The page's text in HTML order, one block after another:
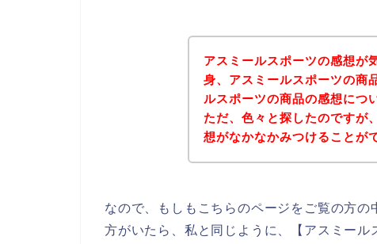
アスミールスポーツの感想が
身、アスミールスポーツの商
ルスポーツの商品の感想につ
ただ、色々と探したのですが
想がなかなかみつけることが
なので、もしもこちらのページをご覧の方
方がいたら、私と同じように、【アスミー